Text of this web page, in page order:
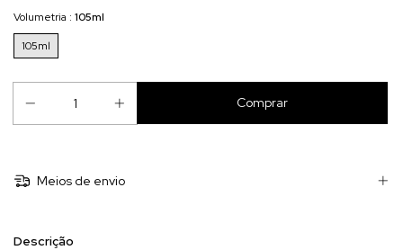
Volumetria : 105ml
105ml
Meios de envio
Descrição